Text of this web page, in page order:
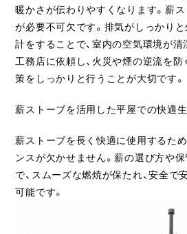
暖かさが伝わりやすくなります。薪
が必要不可欠です。排気がしっかり
計をすることで、室内の空気環境が
工務店に依頼し、火災や煙の逆流を
策をしっかりと行うことが大切です。
薪ストーブを活用した平屋での快適
薪ストーブを長く快適に使用するた
ンスが欠かせません。薪の選び方や
で、スムーズな燃焼が保たれ、安全で
可能です。